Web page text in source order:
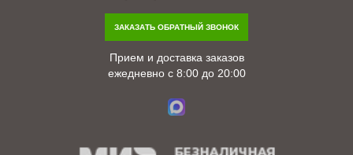
ЗАКАЗАТЬ ОБРАТНЫЙ ЗВОНОК
Прием и доставка заказов
ежедневно с 8:00 до 20:00